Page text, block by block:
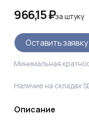
966,15 ₽заштуку
Оставить заявку
Минимальная
Наличие на складах
Описание